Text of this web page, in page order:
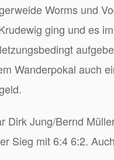
Worms und
ging und es
Wanderpokal auch
Dirk Jung/Bernd
Sieg mit 6:4 6:2.